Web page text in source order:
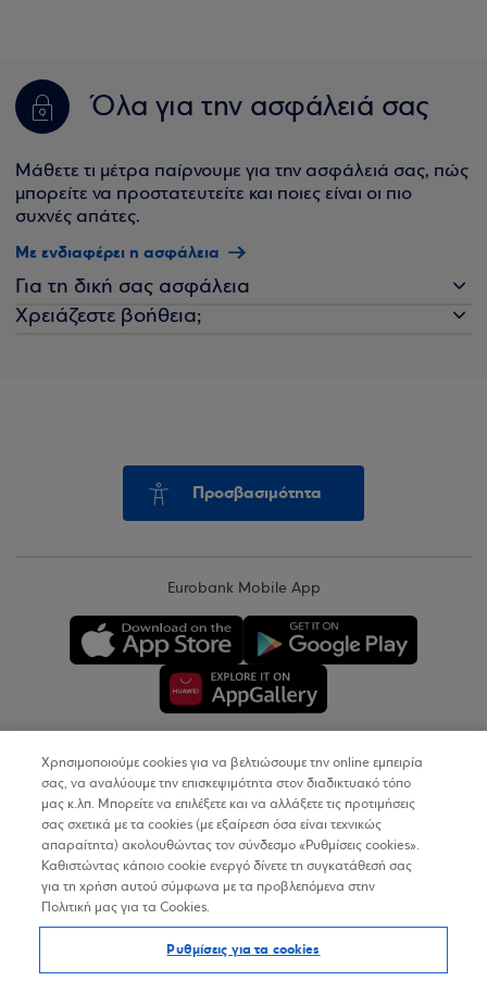
Όλα για την ασφάλειά σας
Μάθετε τι μέτρα παίρνουμε για την ασφάλειά σας, πώς
μπορείτε να προστατευτείτε και ποιες είναι οι πιο
συχνές απάτες.
Με ενδιαφέρει η ασφάλεια
Για τη δική σας ασφάλεια
Χρειάζεστε βοήθεια;
Προσβασιμότητα
Eurobank Mobile App
Copyright © 2026
Όροι Χρήσης
Προσωπικά Δεδομένα στον Διαδικτυακό Τόπο
Δήλωση Προσβασιμότητας
Χρησιμοποιούμε cookies για να βελτιώσουμε την online εμπειρία
σας, να αναλύουμε την επισκεψιμότητα στον διαδικτυακό τόπο
μας κ.λπ. Μπορείτε να επιλέξετε και να αλλάξετε τις προτιμήσεις
σας σχετικά με τα cookies (με εξαίρεση όσα είναι τεχνικώς
απαραίτητα) ακολουθώντας τον σύνδεσμο «Ρυθμίσεις cookies».
Καθιστώντας κάποιο cookie ενεργό δίνετε τη συγκατάθεσή σας
για τη χρήση αυτού σύμφωνα με τα προβλεπόμενα στην
Πολιτική μας για τα Cookies.
Ρυθμίσεις για τα cookies